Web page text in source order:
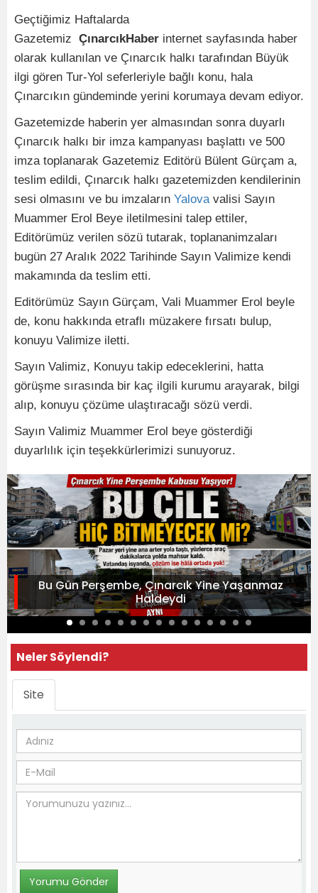
Geçtiğimiz Haftalarda
Gazetemiz ÇınarcıkHaber internet sayfasında haber
olarak kullanılan ve Çınarcık halkı tarafından Büyük
ilgi gören Tur-Yol seferleriyle bağlı konu, hala
Çınarcıkın gündeminde yerini korumaya devam ediyor.
Gazetemizde haberin yer almasından sonra duyarlı
Çınarcık halkı bir imza kampanyası başlattı ve 500
imza toplanarak Gazetemiz Editörü Bülent Gürçam a,
teslim edildi, Çınarcık halkı gazetemizden kendilerinin
sesi olmasını ve bu imzaların Yalovavalisi Sayın
Muammer Erol Beye iletilmesini talep ettiler,
Editörümüz verilen sözü tutarak, toplananimzaları
bugün 27 Aralık 2022 Tarihinde Sayın Valimize kendi
makamında da teslim etti.
Editörümüz Sayın Gürçam, Vali Muammer Erol beyle
de, konu hakkında etraflı müzakere fırsatı bulup,
konuyu Valimize iletti.
Sayın Valimiz, Konuyu takip edeceklerini, hatta
görüşme sırasında bir kaç ilgili kurumu arayarak, bilgi
alıp, konuyu çözüme ulaştıracağı sözü verdi.
Sayın Valimiz Muammer Erol beye gösterdiği
duyarlılık için teşekkürlerimizi sunuyoruz.
Bu Gün Perşembe, Çınarcık Yine Yaşanmaz
Haldeydi
Neler Söylendi?
Site